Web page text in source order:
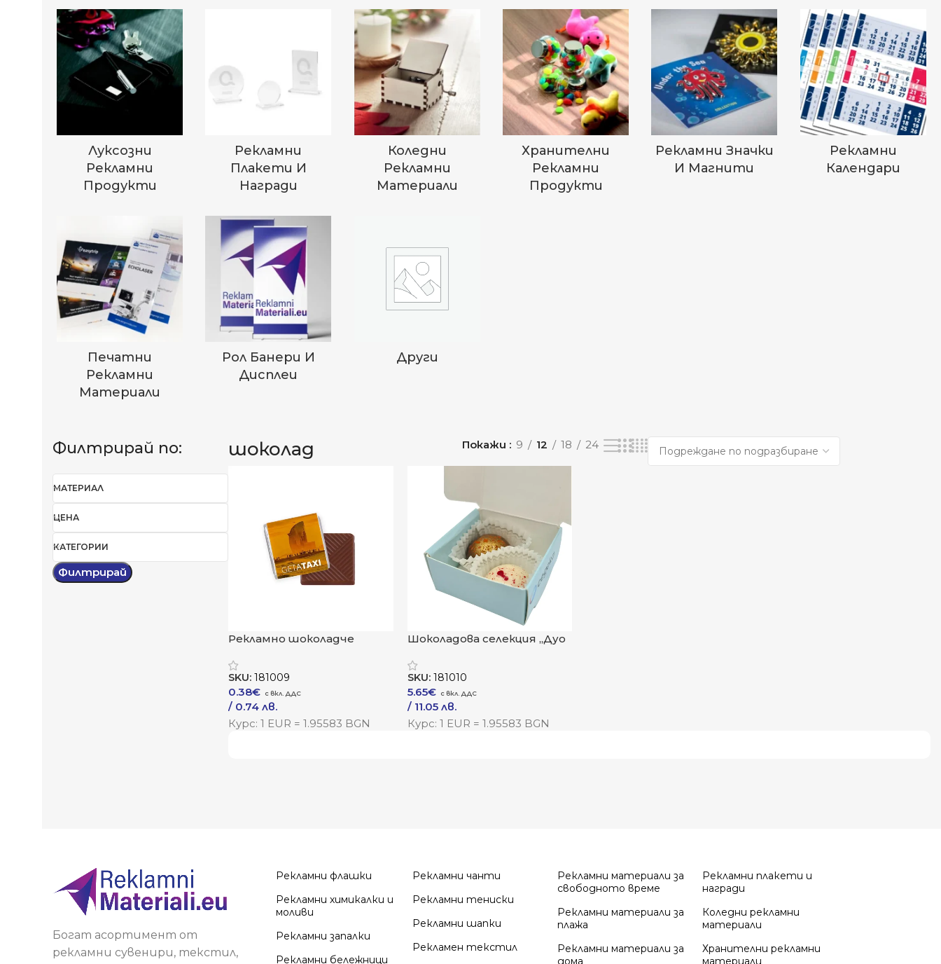
Луксозни
Рекламни
Продукти
Рекламни
Плакети И
Награди
Коледни
Рекламни
Материали
Хранителни
Рекламни
Продукти
Рекламни Значки
И Магнити
Рекламни
Календари
Печатни
Рекламни
Материали
Рол Банери И
Дисплеи
Други
Филтрирай по:
МАТЕРИАЛ
ЦЕНА
КАТЕГОРИИ
Филтрирай
шоколад Покажи 9 12 18 24
Рекламно шоколадче
SKU: 181009
0.38€
/ 0.74 лв.
–/ 1.47 лв.
Курс: 1 EUR = 1.95583 BGN
Шоколадова селекция „Дуо
SKU: 181010
5.65€
/ 11.05 лв.
–/ 16.62 лв.
Курс: 1 EUR = 1.95583 BGN
Богат асортимент от
рекламни сувенири, текстил,
Рекламни флашки
Рекламни химикалки и
моливи
Рекламни запалки
Рекламни бележници
Рекламни чанти
Рекламни тениски
Рекламни шапки
Рекламен текстил
Рекламни материали за
свободното време
Рекламни материали за
плажа
Рекламни материали за
дома
Рекламни плакети и
награди
Коледни рекламни
материали
Хранителни рекламни
материали